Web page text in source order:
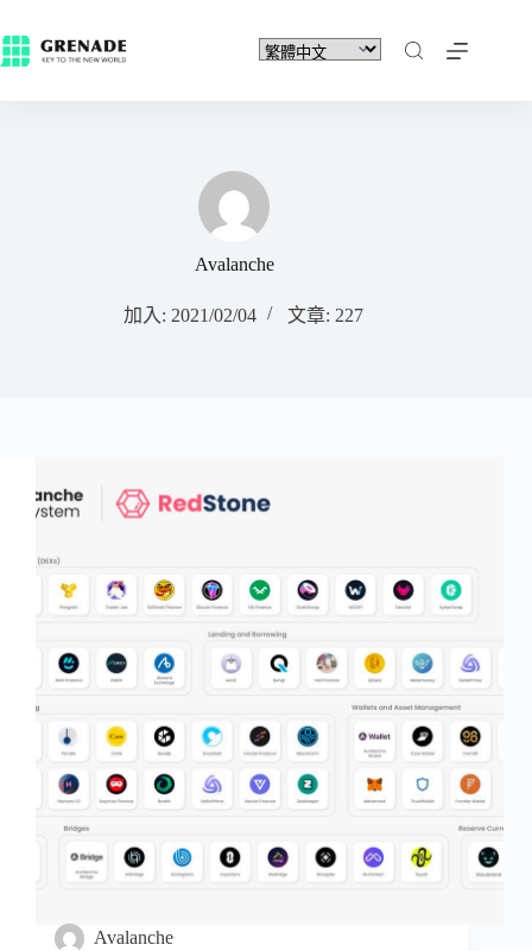
Avalanche
加入: 2021/02/04 文章: 227
Avalanche